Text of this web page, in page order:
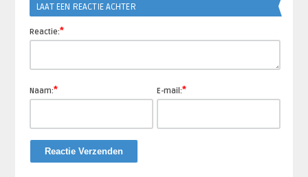
LAAT EEN REACTIE ACHTER
Reactie:*
Naam:* E-mail:*